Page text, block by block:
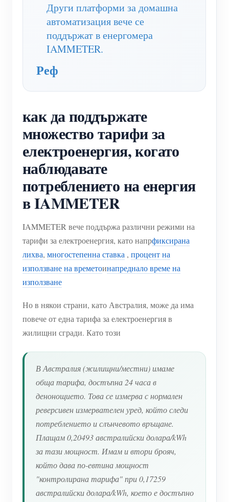
Енергиен монитор на слънчева фотоволтаична
Монитор за потребление на електроенергия
Система за управление на фотоволтаични
Фабричен енергиен мониторинг
Магазин
Ресурси
Бърз старт на продукта
Документ
Обучително видео
Новини
Блогове
Общност
Разработчик
Програма за награди
За нас
Други платформи за домашна
автоматизация вече се
поддържат в енергомера
IAMMETER.
Реф
как да поддържате
множество тарифи за
електроенергия, когато
наблюдавате
потреблението на енергия
в IAMMETER
IAMMETER вече поддържа различни режими на
тарифи за електроенергия, като напрфиксирана
лихва, многостепенна ставка , процент на
използване на времетоинапреднало време на
използване
Но в някои страни, като Австралия, може да има
повече от една тарифа за електроенергия в
жилищни сгради. Като този
В Австралия (жилищни/местни) имаме
обща тарифа, достъпна 24 часа в
денонощието. Това се измерва с нормален
реверсивен измервателен уред, който следи
потреблението и слънчевото връщане.
Плащам 0,20493 австралийски долара/kWh
за тази мощност. Имам и втори брояч,
който дава по-евтина мощност
"контролирана тарифа" при 0,17259
австралийски долара/kWh, което е достъпно